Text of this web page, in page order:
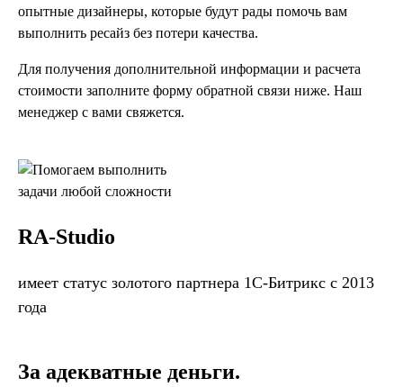
опытные дизайнеры, которые будут рады помочь вам
выполнить ресайз без потери качества.
Для получения дополнительной информации и расчета
стоимости заполните форму обратной связи ниже. Наш
менеджер с вами свяжется.
RA-Studio
имеет статус золотого партнера 1С-Битрикс с 2013
года
За адекватные деньги.